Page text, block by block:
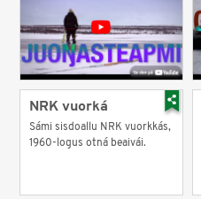
NRK vuorká
Sámi sisdoallu NRK vuorkkás,
1960-logus otná beaivái.